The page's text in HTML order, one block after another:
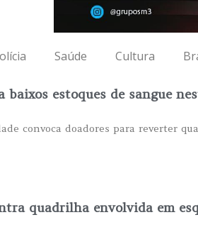
Saúde Cultura
estoques de sangue
convoca doadores para reverter
quadrilha envolvida em